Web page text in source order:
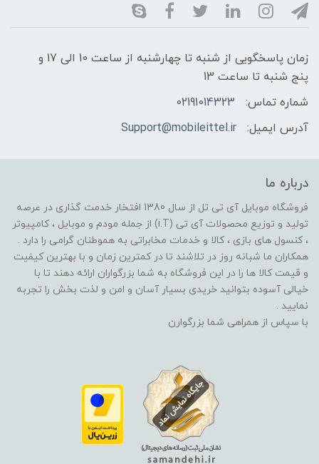
زمان پاسخگویی از شنبه تا چهارشنبه از ساعت 10 الی 17 و
پنج شنبه تا ساعت 13
شماره تماس:
02191014323
آدرس ایمیل:
Support@mobileittel.ir
درباره ما
فروشگاه موبایل آی تی تل از سال 1380 افتخار خدمت گذاری در عرصه
تولید و توزیع محصولات آی تی (i.T) از جمله مودم و موبایل ، کامپیوتر
، کنسول های بازی ، کالا و خدمات مخابراتی به هموطنان گرامی را دارد .
همکاران ما شبانه روز در تلاشند تا در کمترین زمان و با بهترین کیفیت
و قیمت کالا ها را در این فروشگاه به شما بزرگواران ارائه دهند تا با
خیالی آسوده بتوانید خریدی بسیار آسان و امن و لذت بخش را تجربه
نمایید .
با سپاس از همراهی شما بزرگوارن